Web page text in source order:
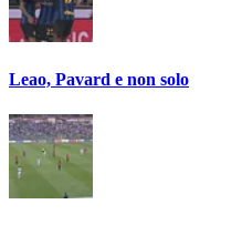
Leao, Pavard e non solo